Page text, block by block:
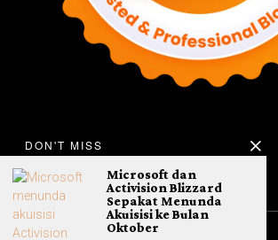
DON'T MISS
Microsoft dan
Activision Blizzard
Sepakat Menunda
Akuisisi ke Bulan
Oktober